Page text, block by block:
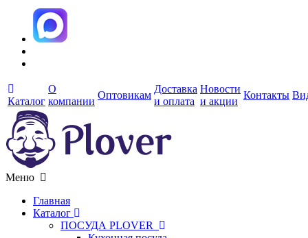
Каталог
О
компании
Оптовикам
Доставка
и оплата
Новости
и акции
Контакты
Меню
Главная
Каталог
ПОСУДА PLOVER